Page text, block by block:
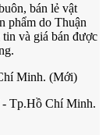
bán lẻ vật
phẩm do Thuận
và giá bán được
Minh. (Mới)
- Tp.Hồ Chí Minh.